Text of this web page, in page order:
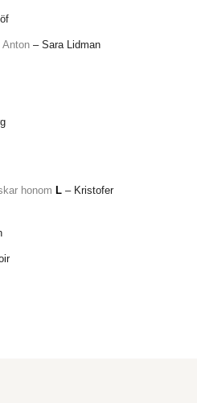
– Sara Lidman
honom L– Kristofer